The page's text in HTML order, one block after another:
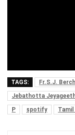
TAGS: Fr.S.J.
Jebathotta
P
spotify Tamil